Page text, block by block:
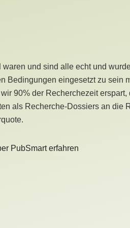
waren und sind alle echt und
Bedingungen eingesetzt zu sein
90% der Recherchezeit
als Recherche-Dossiers an die
PubSmart erfahren